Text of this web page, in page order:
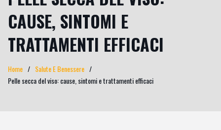
CAUSE, SINTOMI E
TRATTAMENTI EFFICACI
Home
Salute E Benessere
Pelle secca del viso: cause, sintomi e trattamenti efficaci